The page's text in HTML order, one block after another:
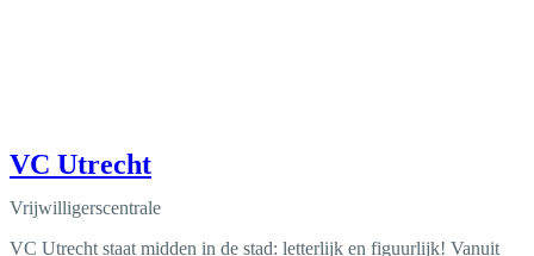
VC Utrecht
Vrijwilligerscentrale
VC Utrecht staat midden in de stad: letterlijk en figuurlijk! Vanuit